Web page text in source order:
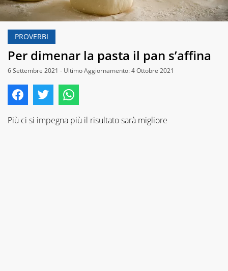
PROVERBI
Per dimenar la pasta il pan s’affina
6 Settembre 2021 - Ultimo Aggiornamento: 4 Ottobre 2021
Più ci si impegna più il risultato sarà migliore